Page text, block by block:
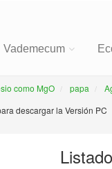
Vademecum
como MgO papa
descargar la Versión PC